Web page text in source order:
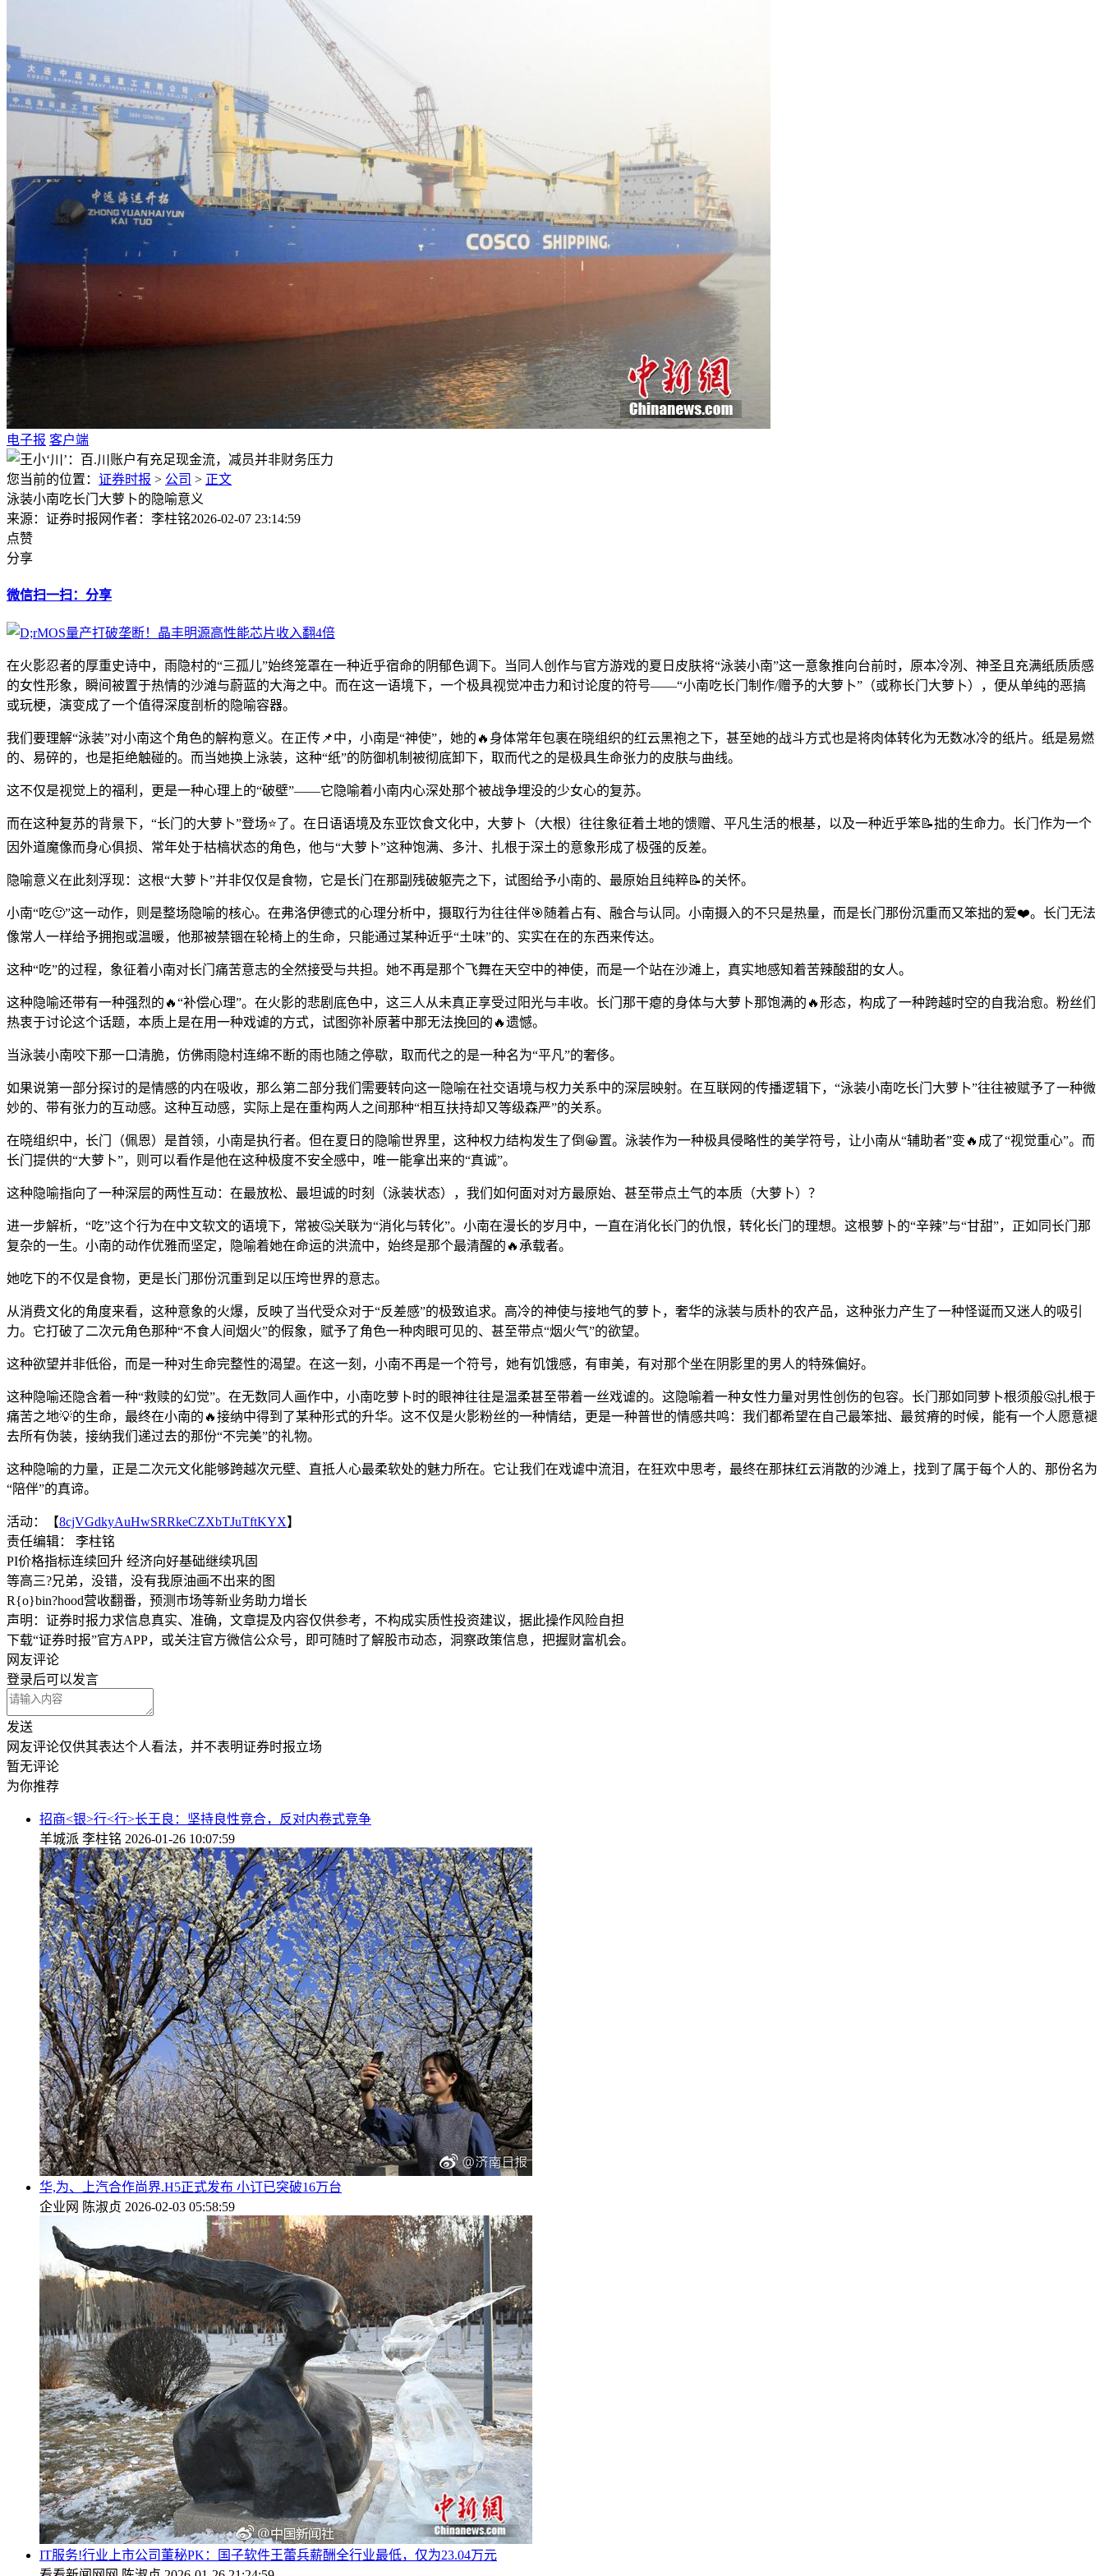
电子报 客户端
您当前的位置： 证券时报 > 公司 > 正文
泳装小南吃长门大萝卜的隐喻意义
来源：证券时报网作者：李柱铭2026-02-07 23:14:59
点赞
分享
微信扫一扫：分享
在火影忍者的厚重史诗中，雨隐村的“三孤儿”始终笼罩在一种近乎宿命的阴郁色调下。当同人创作与官方游戏的夏日皮肤将“泳装小南”这一意象推向台前时，原本冷冽、神圣且充满纸质质感
的女性形象，瞬间被置于热情的沙滩与蔚蓝的大海之中。而在这一语境下，一个极具视觉冲击力和讨论度的符号——“小南吃长门制作/赠予的大萝卜”（或称长门大萝卜），便从单纯的恶搞
或玩梗，演变成了一个值得深度剖析的隐喻容器。
我们要理解“泳装”对小南这个角色的解构意义。在正传📌中，小南是“神使”，她的🔥身体常年包裹在晓组织的红云黑袍之下，甚至她的战斗方式也是将肉体转化为无数冰冷的纸片。纸是易燃
的、易碎的，也是拒绝触碰的。而当她换上泳装，这种“纸”的防御机制被彻底卸下，取而代之的是极具生命张力的皮肤与曲线。
这不仅是视觉上的福利，更是一种心理上的“破壁”——它隐喻着小南内心深处那个被战争埋没的少女心的复苏。
而在这种复苏的背景下，“长门的大萝卜”登场⭐了。在日语语境及东亚饮食文化中，大萝卜（大根）往往象征着土地的馈赠、平凡生活的根基，以及一种近乎笨📝拙的生命力。长门作为一个
因外道魔像而身心俱损、常年处于枯槁状态的角色，他与“大萝卜”这种饱满、多汁、扎根于深土的意象形成了极强的反差。
隐喻意义在此刻浮现：这根“大萝卜”并非仅仅是食物，它是长门在那副残破躯壳之下，试图给予小南的、最原始且纯粹📝的关怀。
小南“吃🙂”这一动作，则是整场隐喻的核心。在弗洛伊德式的心理分析中，摄取行为往往伴🎯随着占有、融合与认同。小南摄入的不只是热量，而是长门那份沉重而又笨拙的爱❤️。长门无法
像常人一样给予拥抱或温暖，他那被禁锢在轮椅上的生命，只能通过某种近乎“土味”的、实实在在的东西来传达。
这种“吃”的过程，象征着小南对长门痛苦意志的全然接受与共担。她不再是那个飞舞在天空中的神使，而是一个站在沙滩上，真实地感知着苦辣酸甜的女人。
这种隐喻还带有一种强烈的🔥“补偿心理”。在火影的悲剧底色中，这三人从未真正享受过阳光与丰收。长门那干瘪的身体与大萝卜那饱满的🔥形态，构成了一种跨越时空的自我治愈。粉丝们
热衷于讨论这个话题，本质上是在用一种戏谑的方式，试图弥补原著中那无法挽回的🔥遗憾。
当泳装小南咬下那一口清脆，仿佛雨隐村连绵不断的雨也随之停歇，取而代之的是一种名为“平凡”的奢侈。
如果说第一部分探讨的是情感的内在吸收，那么第二部分我们需要转向这一隐喻在社交语境与权力关系中的深层映射。在互联网的传播逻辑下，“泳装小南吃长门大萝卜”往往被赋予了一种微
妙的、带有张力的互动感。这种互动感，实际上是在重构两人之间那种“相互扶持却又等级森严”的关系。
在晓组织中，长门（佩恩）是首领，小南是执行者。但在夏日的隐喻世界里，这种权力结构发生了倒😀置。泳装作为一种极具侵略性的美学符号，让小南从“辅助者”变🔥成了“视觉重心”。而
长门提供的“大萝卜”，则可以看作是他在这种极度不安全感中，唯一能拿出来的“真诚”。
这种隐喻指向了一种深层的两性互动：在最放松、最坦诚的时刻（泳装状态），我们如何面对对方最原始、甚至带点土气的本质（大萝卜）？
进一步解析，“吃”这个行为在中文软文的语境下，常被🤔关联为“消化与转化”。小南在漫长的岁月中，一直在消化长门的仇恨，转化长门的理想。这根萝卜的“辛辣”与“甘甜”，正如同长门那
复杂的一生。小南的动作优雅而坚定，隐喻着她在命运的洪流中，始终是那个最清醒的🔥承载者。
她吃下的不仅是食物，更是长门那份沉重到足以压垮世界的意志。
从消费文化的角度来看，这种意象的火爆，反映了当代受众对于“反差感”的极致追求。高冷的神使与接地气的萝卜，奢华的泳装与质朴的农产品，这种张力产生了一种怪诞而又迷人的吸引
力。它打破了二次元角色那种“不食人间烟火”的假象，赋予了角色一种肉眼可见的、甚至带点“烟火气”的欲望。
这种欲望并非低俗，而是一种对生命完整性的渴望。在这一刻，小南不再是一个符号，她有饥饿感，有审美，有对那个坐在阴影里的男人的特殊偏好。
这种隐喻还隐含着一种“救赎的幻觉”。在无数同人画作中，小南吃萝卜时的眼神往往是温柔甚至带着一丝戏谑的。这隐喻着一种女性力量对男性创伤的包容。长门那如同萝卜根须般🤔扎根于
痛苦之地💡的生命，最终在小南的🔥接纳中得到了某种形式的升华。这不仅是火影粉丝的一种情结，更是一种普世的情感共鸣：我们都希望在自己最笨拙、最贫瘠的时候，能有一个人愿意褪
去所有伪装，接纳我们递过去的那份“不完美”的礼物。
这种隐喻的力量，正是二次元文化能够跨越次元壁、直抵人心最柔软处的魅力所在。它让我们在戏谑中流泪，在狂欢中思考，最终在那抹红云消散的沙滩上，找到了属于每个人的、那份名为
“陪伴”的真谛。
活动：【8cjVGdkyAuHwSRRkeCZXbTJuTftKYX】
责任编辑： 李柱铭
PI价格指标连续回升 经济向好基础继续巩固
等高三?兄弟，没错，没有我原油画不出来的图
R{o}bin?hood营收翻番，预测市场等新业务助力增长
声明：证券时报力求信息真实、准确，文章提及内容仅供参考，不构成实质性投资建议，据此操作风险自担
下载“证券时报”官方APP，或关注官方微信公众号，即可随时了解股市动态，洞察政策信息，把握财富机会。
网友评论
登录后可以发言
发送
网友评论仅供其表达个人看法，并不表明证券时报立场
暂无评论
为你推荐
招商<银>行<行>长王良：坚持良性竞合，反对内卷式竞争
羊城派 李柱铭 2026-01-26 10:07:59
华,为、上汽合作尚界.H5正式发布 小订已突破16万台
企业网 陈淑贞 2026-02-03 05:58:59
IT服务!行业上市公司董秘PK：国子软件王蕾兵薪酬全行业最低，仅为23.04万元